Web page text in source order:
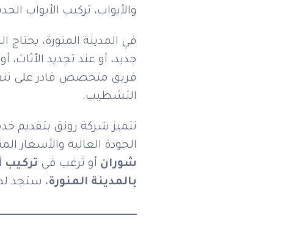
والأبواب، تركيب الأبواب
في المدينة المنورة، يحتاج
جديد، أو عند تجديد
فريق متخصص قادر على
التشطيب.
تتميز شركة رونق بتقديم
الجودة العالية والأسعار
شوران أو ترغب في تركيب
بالمدينة المنورة، ستجد